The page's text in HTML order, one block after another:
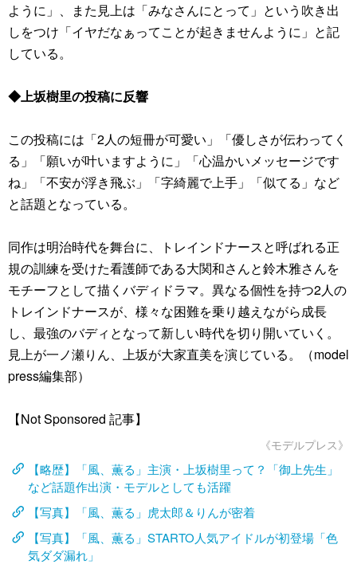
ように」、また見上は「みなさんにとって」という吹き出
しをつけ「イヤだなぁってことが起きませんように」と記
している。
◆上坂樹里の投稿に反響
この投稿には「2人の短冊が可愛い」「優しさが伝わってく
る」「願いが叶いますように」「心温かいメッセージです
ね」「不安が浮き飛ぶ」「字綺麗で上手」「似てる」など
と話題となっている。
同作は明治時代を舞台に、トレインドナースと呼ばれる正
規の訓練を受けた看護師である大関和さんと鈴木雅さんを
モチーフとして描くバディドラマ。異なる個性を持つ2人の
トレインドナースが、様々な困難を乗り越えながら成長
し、最強のバディとなって新しい時代を切り開いていく。
見上が一ノ瀬りん、上坂が大家直美を演じている。（model
press編集部）
【Not Sponsored 記事】
《モデルプレス》
【略歴】「風、薫る」主演・上坂樹里って？「御上先生」
など話題作出演・モデルとしても活躍
【写真】「風、薫る」虎太郎＆りんが密着
【写真】「風、薫る」STARTO人気アイドルが初登場「色
気ダダ漏れ」